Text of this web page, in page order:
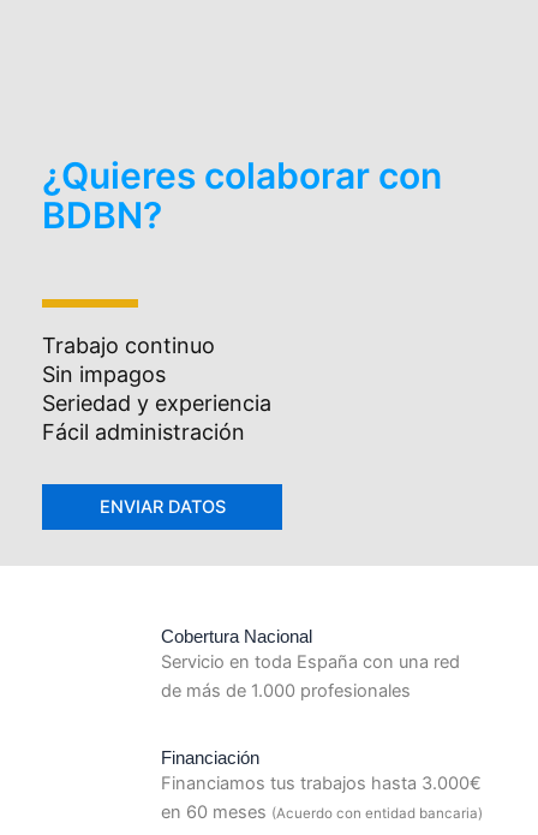
¿Quieres colaborar con
BDBN?
Trabajo continuo
Sin impagos
Seriedad y experiencia
Fácil administración
Cobertura Nacional
Servicio en toda España con una red
de más de 1.000 profesionales
Financiación
Financiamos tus trabajos hasta 3.000€
en 60 meses (Acuerdo con entidad bancaria)